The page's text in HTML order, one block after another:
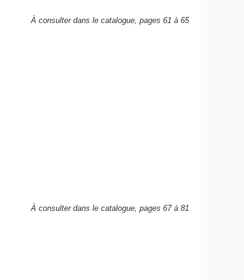
À consulter dans le catalogue, pages 61 à 65
À consulter dans le catalogue, pages 67 à 81